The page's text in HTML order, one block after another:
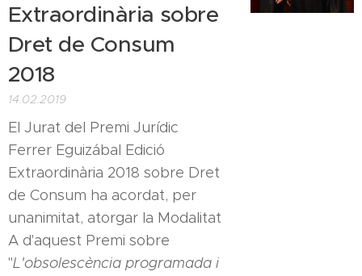
Extraordinària sobre
Dret de Consum
2018
14.02.2019
El Jurat del Premi Jurídic
Ferrer Eguizábal Edició
Extraordinària 2018 sobre Dret
de Consum ha acordat, per
unanimitat, atorgar la Modalitat
A d'aquest Premi sobre
"L'obsolescència programada i